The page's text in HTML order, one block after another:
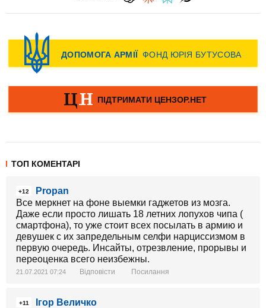
ТОП КОМЕНТАРІ
+12
Propan
Все меркнет на фоне выемки гаджетов из мозга.
Даже если просто лишать 18 летних лопухов чипа (
смартфона), то уже стоит всех посылать в армию и
девушек с их запредельным селфи нарциссизмом в
первую очередь. Инсайты, отрезвление, прорывы и
переоценка всего неизбежны.
21.07.2021 07:24 Відповісти Посилання
+11
Ігор Величко